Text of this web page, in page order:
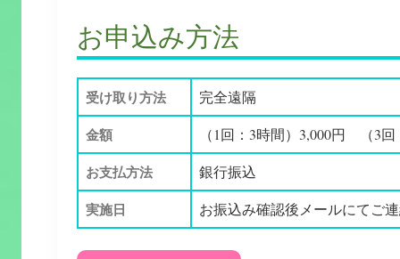
お申込み方法
受け取り方法 完全遠隔
金額 （1回：3時間）3,000円 （3
お支払方法 銀行振込
実施日 お振込み確認後メールにてご